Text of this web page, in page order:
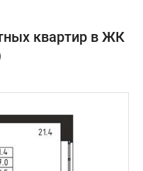
квартир в ЖК